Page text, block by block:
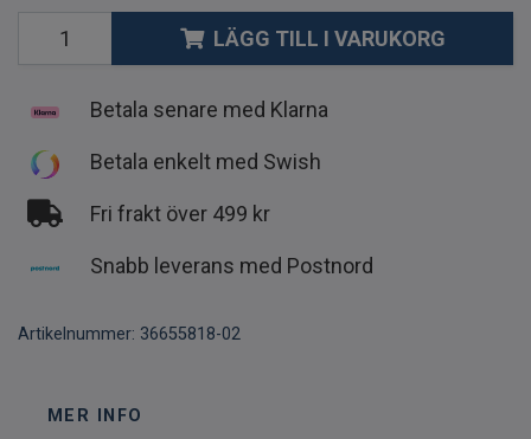
LÄGG TILL I VARUKORG
Betala senare med Klarna
Betala enkelt med Swish
Fri frakt över 499 kr
Snabb leverans med Postnord
Artikelnummer: 36655818-02
MER INFO